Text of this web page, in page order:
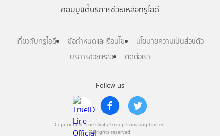
Follow us
Copyright © True Digital Group Company Limited.
All rights reserved
คอมมูนิตี้บริการช่วยเหลือทรูไอดี
เกี่ยวกับทรูไอดี ข้อกำหนดและเงื่อนไข
นโยบายความเป็นส่วนตัว
บริการช่วยเหลือ
ติดต่อเรา